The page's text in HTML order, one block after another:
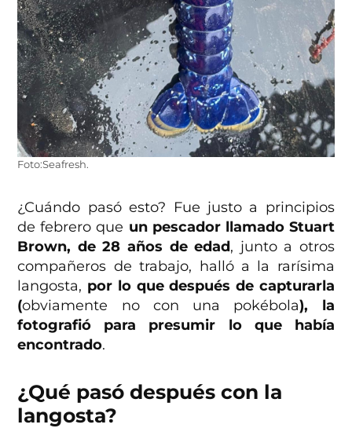
Foto:Seafresh.
¿Cuándo pasó esto? Fue justo a principios
de febrero que un pescador llamado Stuart
Brown, de 28 años de edad, junto a otros
compañeros de trabajo, halló a la rarísima
langosta, por lo que después de capturarla
(obviamente no con una pokébola), la
fotografió para presumir lo que había
encontrado.
¿Qué pasó después con la
langosta?